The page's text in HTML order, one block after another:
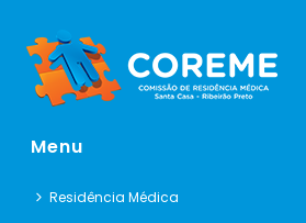
Menu
Residência Médica